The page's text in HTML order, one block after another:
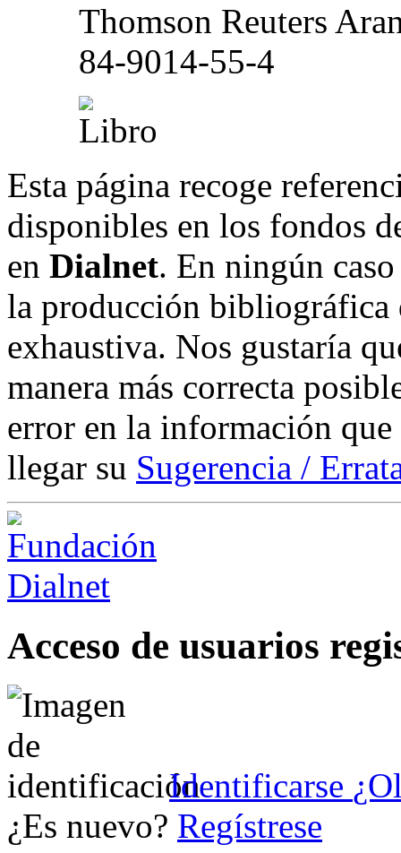
Thomson Reuters
84-9014-55-4
Esta página recoge
disponibles en los fondos
en Dialnet. En ningún
la producción bibliográfica
exhaustiva. Nos gustaría
manera más correcta
error en la información
llegar su Sugerencia /
Acceso de usuarios
Identificarse
¿Es nuevo? Regístrese